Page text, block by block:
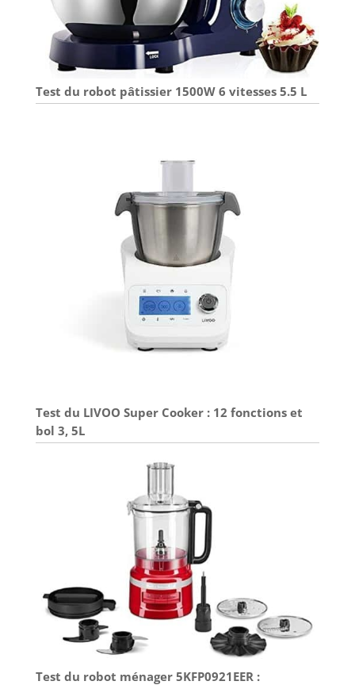
Test du robot pâtissier 1500W 6 vitesses 5.5 L
Test du LIVOO Super Cooker : 12 fonctions et
bol 3, 5L
Test du robot ménager 5KFP0921EER :